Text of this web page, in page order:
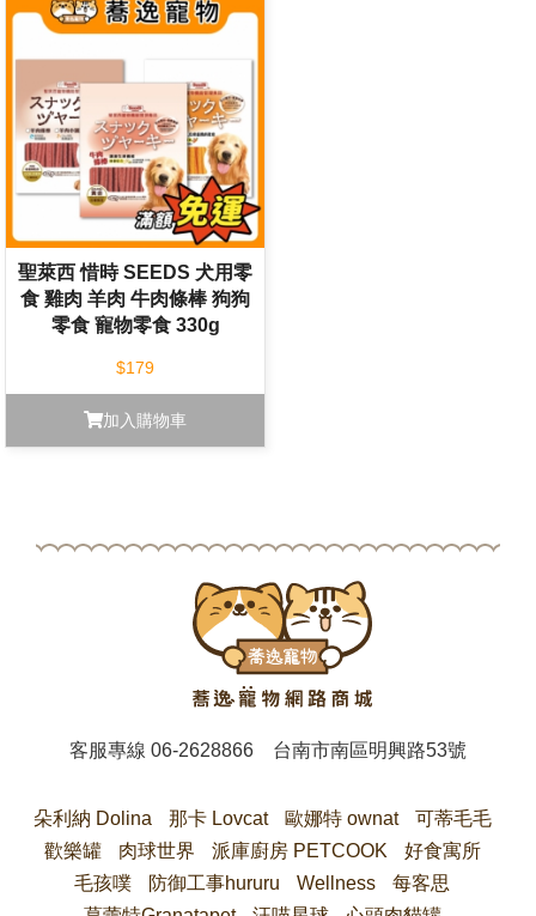
聖萊西 惜時 SEEDS 犬用零
食 雞肉 羊肉 牛肉條棒 狗狗
零食 寵物零食 330g
$179
加入購物車
客服專線06-2628866 台南市南區明興路53號
朵利納 Dolina 那卡 Lovcat 歐娜特 ownat
可蒂毛毛
歡樂罐
肉球世界 派庫廚房 PETCOOK
好食寓所
毛孩噗
防御工事hururu Wellness
每客思